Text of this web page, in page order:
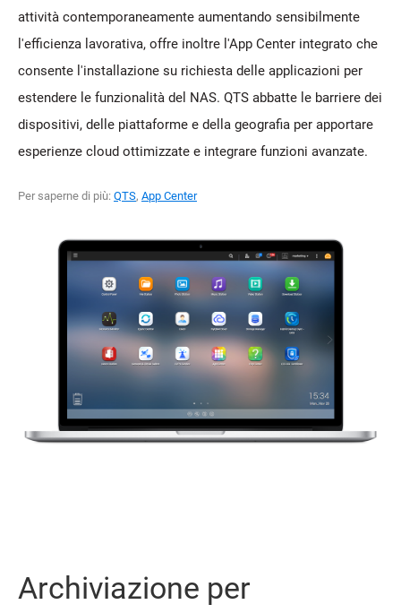
attività contemporaneamente aumentando sensibilmente
l'efficienza lavorativa, offre inoltre l'App Center integrato che
consente l'installazione su richiesta delle applicazioni per
estendere le funzionalità del NAS. QTS abbatte le barriere dei
dispositivi, delle piattaforme e della geografia per apportare
esperienze cloud ottimizzate e integrare funzioni avanzate.
Per saperne di più: QTS, App Center
Archiviazione per